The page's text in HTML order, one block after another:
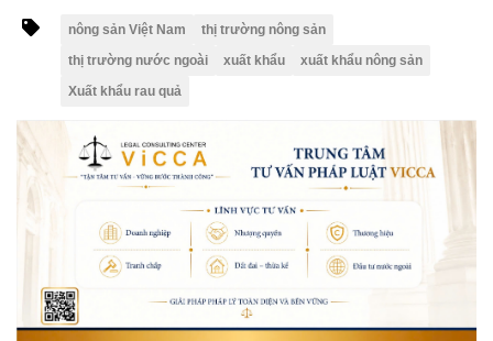
nông sản Việt Nam
thị trường nông sản
thị trường nước ngoài
xuất khẩu
xuất khẩu nông sản
Xuất khẩu rau quả